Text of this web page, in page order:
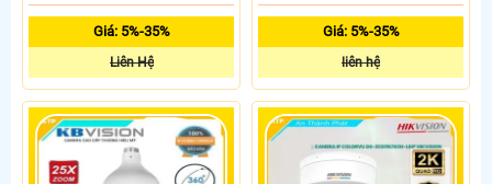
Giá: 5%-35%
Liên Hệ
Giá: 5%-35%
liên hệ